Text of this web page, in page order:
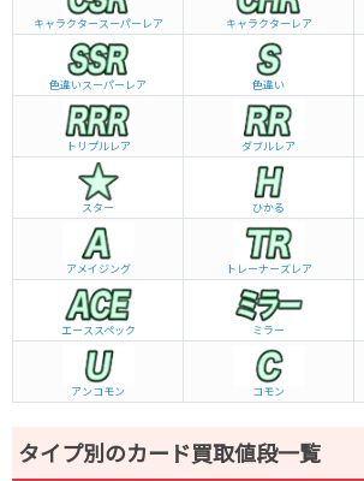
キャラクタースーパーレア キャラクターレア
色違いスーパーレア 色違い
トリプルレア ダブルレア
スター ひかる
アメイジング トレーナーズレア
エーススペック ミラー
アンコモン コモン
タイプ別のカード買取値段一覧